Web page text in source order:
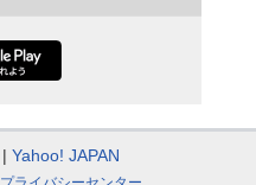
Yahoo! JAPAN